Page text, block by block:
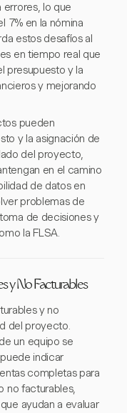
errores, lo que
7% en la nómina
estos desafíos al
en tiempo real que
presupuesto y la
y mejorando
pueden
y la asignación de
del proyecto,
en el camino
de datos en
problemas de
de decisiones y
la FLSA.
y No Facturables
y no
del proyecto.
un equipo se
indicar
completas para
no facturables,
ayudan a evaluar